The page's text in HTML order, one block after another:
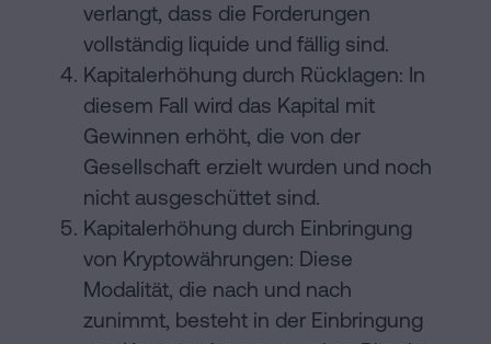
verlangt, dass die Forderungen
vollständig liquide und fällig sind.
Kapitalerhöhung durch Rücklagen: In
diesem Fall wird das Kapital mit
Gewinnen erhöht, die von der
Gesellschaft erzielt wurden und noch
nicht ausgeschüttet sind.
Kapitalerhöhung durch Einbringung
von Kryptowährungen: Diese
Modalität, die nach und nach
zunimmt, besteht in der Einbringung